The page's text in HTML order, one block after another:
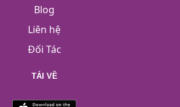
Blog
Liên hệ
Đối Tác
TẢI VỀ